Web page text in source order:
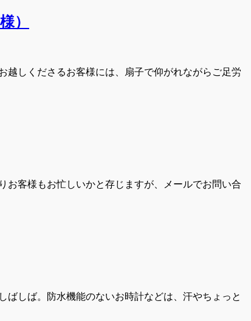
）
越しくださるお客様には、扇子で仰がれながらご足労
お客様もお忙しいかと存じますが、メールでお問い合
しば。防水機能のないお時計などは、汗やちょっと